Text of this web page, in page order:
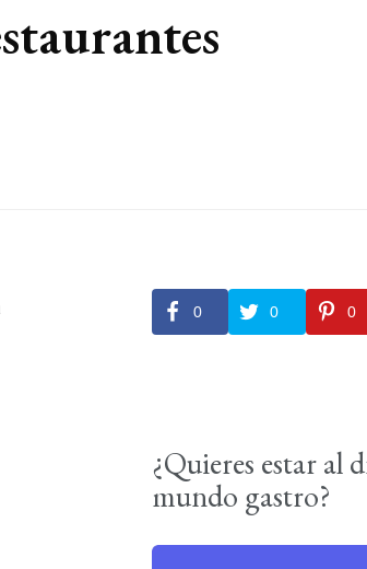
0 0 0
¿Quieres estar al
mundo gastro?